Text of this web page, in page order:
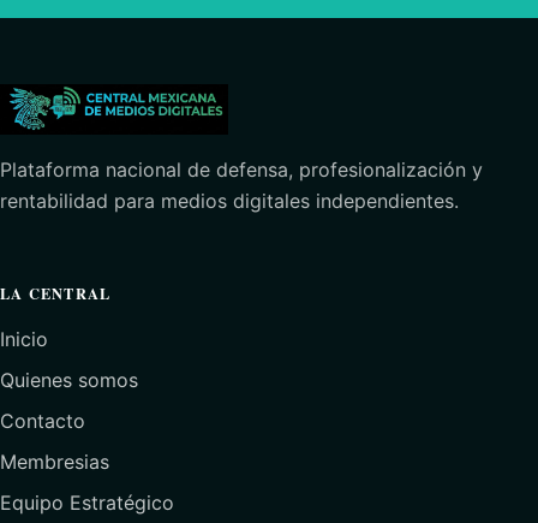
Plataforma nacional de defensa, profesionalización y
rentabilidad para medios digitales independientes.
LA CENTRAL
Inicio
Quienes somos
Contacto
Membresias
Equipo Estratégico